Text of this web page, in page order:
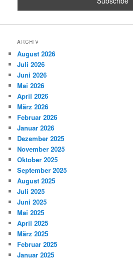
ARCHIV
August 2026
Juli 2026
Juni 2026
Mai 2026
April 2026
März 2026
Februar 2026
Januar 2026
Dezember 2025
November 2025
Oktober 2025
September 2025
August 2025
Juli 2025
Juni 2025
Mai 2025
April 2025
März 2025
Februar 2025
Januar 2025